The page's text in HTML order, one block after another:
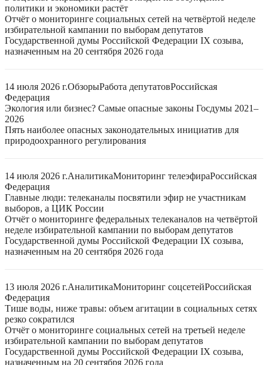
политики и экономики растёт
Отчёт о мониторинге социальных сетей на четвёртой неделе
избирательной кампании по выборам депутатов
Государственной думы Российской Федерации IX созыва,
назначенным на 20 сентября 2026 года
14 июля 2026 г.ОбзорыРабота депутатовРоссийская
Федерация
Экология или бизнес? Самые опасные законы Госдумы 2021–
2026
Пять наиболее опасных законодательных инициатив для
природоохранного регулирования
14 июля 2026 г.АналитикаМониторинг телеэфираРоссийская
Федерация
Главные люди: телеканалы посвятили эфир не участникам
выборов, а ЦИК России
Отчёт о мониторинге федеральных телеканалов на четвёртой
неделе избирательной кампании по выборам депутатов
Государственной думы Российской Федерации IX созыва,
назначенным на 20 сентября 2026 года
13 июля 2026 г.АналитикаМониторинг соцсетейРоссийская
Федерация
Тише воды, ниже травы: объем агитации в социальных сетях
резко сократился
Отчёт о мониторинге социальных сетей на третьей неделе
избирательной кампании по выборам депутатов
Государственной думы Российской Федерации IX созыва,
назначенным на 20 сентября 2026 года